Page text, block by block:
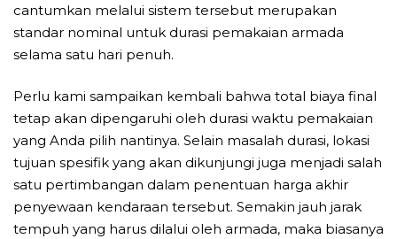
cantumkan melalui sistem tersebut merupakan
standar nominal untuk durasi pemakaian armada
selama satu hari penuh.
Perlu kami sampaikan kembali bahwa total biaya final
tetap akan dipengaruhi oleh durasi waktu pemakaian
yang Anda pilih nantinya. Selain masalah durasi, lokasi
tujuan spesifik yang akan dikunjungi juga menjadi salah
satu pertimbangan dalam penentuan harga akhir
penyewaan kendaraan tersebut. Semakin jauh jarak
tempuh yang harus dilalui oleh armada, maka biasanya